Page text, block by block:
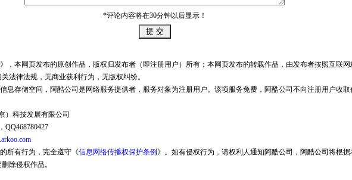
*评论内容将在30分钟以后显示！
》，本网页发布的原创作品，版权归发布者（即注册用户）所有；本网页发布的转载作品，由发布者按照互联网
法律法规，无商业获利行为，无版权纠纷。
息存储空间，阿酷公司是网络服务提供者，服务对象为注册用户。该项服务免费，阿酷公司不向注册用户收取
）科技发展有限公司
QQ468780427
所有行为，完全遵守《信息网络传播权保护条例》。如有侵权行为，请权利人通知阿酷公司，阿酷公司将根据
除侵权作品。